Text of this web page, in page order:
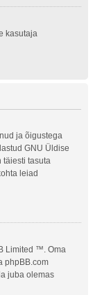
kasutaja
ja õigustega
GNU Üldise
täiesti tasuta
leiad
Limited ™. Oma
phpBB.com
juba olemas